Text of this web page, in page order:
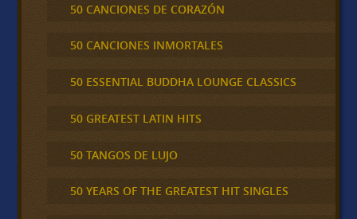
50 CANCIONES DE CORAZÓN
50 CANCIONES INMORTALES
50 ESSENTIAL BUDDHA LOUNGE CLASSICS
50 GREATEST LATIN HITS
50 TANGOS DE LUJO
50 YEARS OF THE GREATEST HIT SINGLES